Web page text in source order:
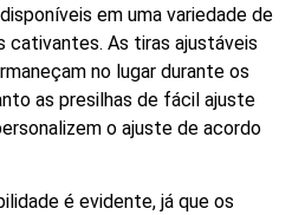
em uma variedade de
cativantes. As tiras ajustáveis
no lugar durante os
as presilhas de fácil ajuste
o ajuste de acordo
é evidente, já que os